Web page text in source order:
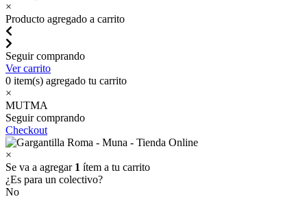
×
Producto agregado a carrito
Seguir comprando
Ver carrito
0 item(s) agregado tu carrito
×
MUTMA
Seguir comprando
Checkout
×
Se va a agregar 1 ítem a tu carrito
¿Es para un colectivo?
No